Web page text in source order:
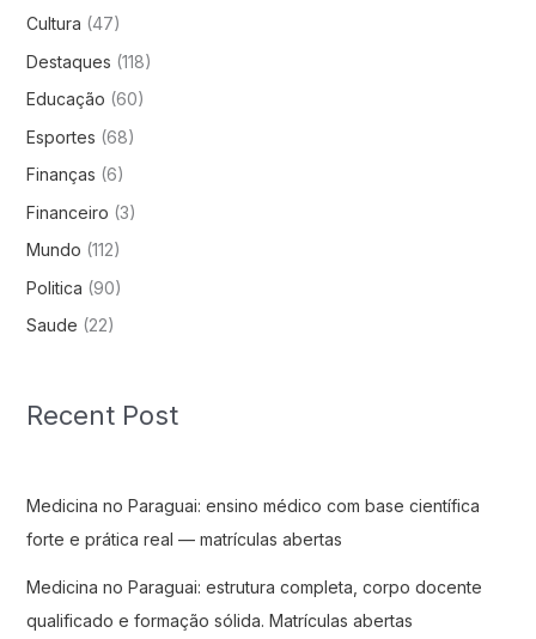
Cultura (47)
Destaques (118)
Educação (60)
Esportes (68)
Finanças (6)
Financeiro (3)
Mundo (112)
Politica (90)
Saude (22)
Recent Post
Medicina no Paraguai: ensino médico com base científica
forte e prática real — matrículas abertas
Medicina no Paraguai: estrutura completa, corpo docente
qualificado e formação sólida. Matrículas abertas